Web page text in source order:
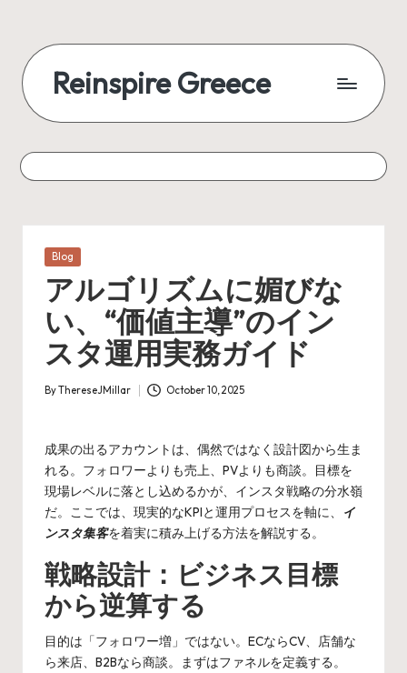
Reinspire Greece
Posted
Blog
アルゴリズムに媚びな
い、“価値主導”のイン
スタ運用実務ガイド
Posted
ByThereseJMillar October 10, 2025
成果の出るアカウントは、偶然ではなく設計図から生ま
れる。フォロワーよりも売上、PVよりも商談。目標を
現場レベルに落とし込めるかが、インスタ戦略の分水嶺
だ。ここでは、現実的なKPIと運用プロセスを軸に、
イ
ンスタ集客を着実に積み上げる方法を解説する。
戦略設計：ビジネス目標
から逆算する
目的は「フォロワー増」ではない。ECならCV、店舗な
ら来店、B2Bなら商談。まずはファネルを定義する。